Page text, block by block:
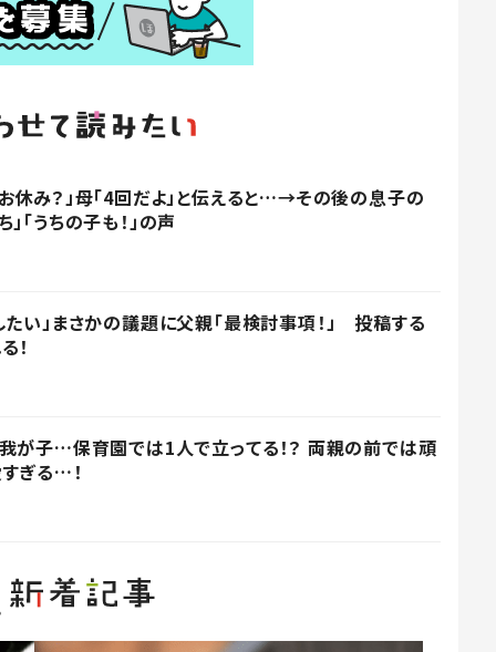
休み？」母「4回だよ」と伝えると…→その後の息子の
「うちの子も！」の声
い」まさかの議題に父親「最検討事項！」 投稿する
！
が子…保育園では1人で立ってる！？ 両親の前では頑
ぎる…！